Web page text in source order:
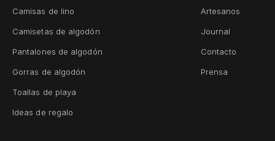
Camisas de lino
Camisetas de algodón
Pantalones de algodón
Gorras de algodón
Toallas de playa
Ideas de regalo
Artesanos
Journal
Contacto
Prensa